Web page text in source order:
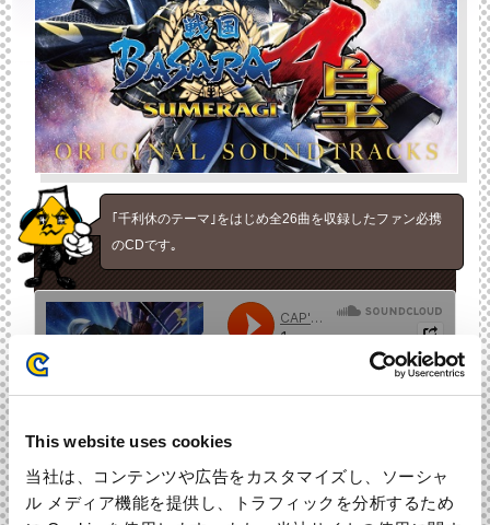
This website uses cookies
当社は、コンテンツや広告をカスタマイズし、ソーシャ
ル メディア機能を提供し、トラフィックを分析するため
｢千利休のテーマ｣をはじめ全26曲を収録したファン必携
のCDです｡